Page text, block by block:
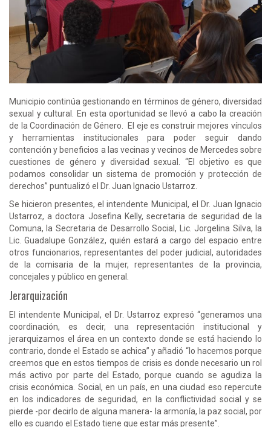
Municipio continúa gestionando en términos de género, diversidad
sexual y cultural. En esta oportunidad se llevó a cabo la creación
de la Coordinación de Género. El eje es construir mejores vínculos
y herramientas institucionales para poder seguir dando
contención y beneficios a las vecinas y vecinos de Mercedes sobre
cuestiones de género y diversidad sexual. “El objetivo es que
podamos consolidar un sistema de promoción y protección de
derechos” puntualizó el Dr. Juan Ignacio Ustarroz.
Se hicieron presentes, el intendente Municipal, el Dr. Juan Ignacio
Ustarroz, a doctora Josefina Kelly, secretaria de seguridad de la
Comuna, la Secretaria de Desarrollo Social, Lic. Jorgelina Silva, la
Lic. Guadalupe González, quién estará a cargo del espacio entre
otros funcionarios, representantes del poder judicial, autoridades
de la comisaria de la mujer, representantes de la provincia,
concejales y público en general.
Jerarquización
El intendente Municipal, el Dr. Ustarroz expresó “generamos una
coordinación, es decir, una representación institucional y
jerarquizamos el área en un contexto donde se está haciendo lo
contrario, donde el Estado se achica” y añadió “lo hacemos porque
creemos que en estos tiempos de crisis es donde necesario un rol
más activo por parte del Estado, porque cuando se agudiza la
crisis económica. Social, en un país, en una ciudad eso repercute
en los indicadores de seguridad, en la conflictividad social y se
pierde -por decirlo de alguna manera- la armonía, la paz social, por
ello es cuando el Estado tiene que estar más presente”.